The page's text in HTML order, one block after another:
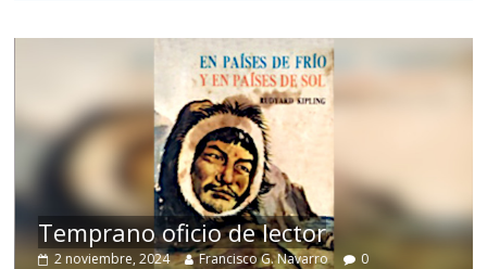
Temprano oficio de lector
2 noviembre, 2024 Francisco G. Navarro 0